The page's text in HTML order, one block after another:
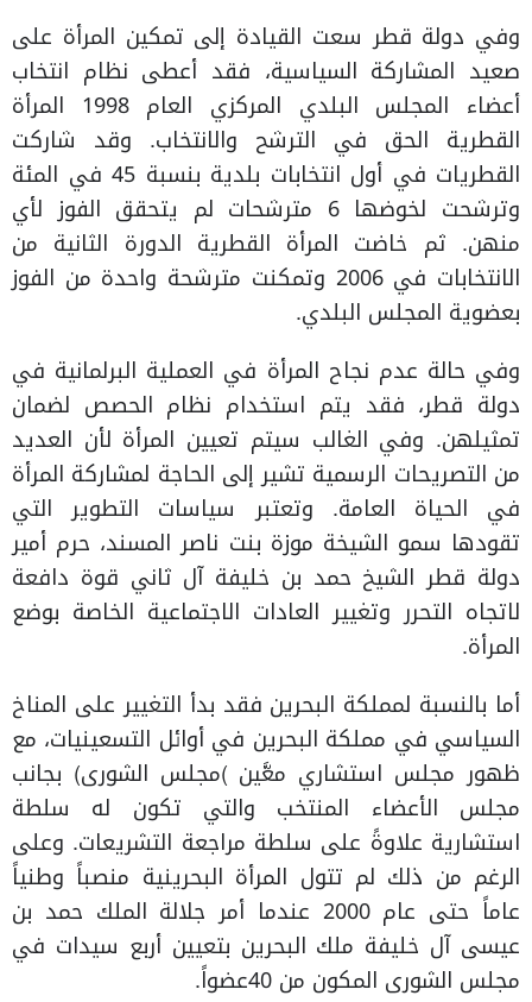
وفي دولة قطر سعت القيادة إلى تمكين المرأة على
صعيد المشاركة السياسية، فقد أعطى نظام انتخاب
أعضاء المجلس البلدي المركزي العام 1998 المرأة
القطرية الحق في الترشح والانتخاب. وقد شاركت
القطريات في أول انتخابات بلدية بنسبة 45 في المئة
وترشحت لخوضها 6 مترشحات لم يتحقق الفوز لأي
منهن. ثم خاضت المرأة القطرية الدورة الثانية من
الانتخابات في 2006 وتمكنت مترشحة واحدة من الفوز
بعضوية المجلس البلدي.
وفي حالة عدم نجاح المرأة في العملية البرلمانية في
دولة قطر، فقد يتم استخدام نظام الحصص لضمان
تمثيلهن. وفي الغالب سيتم تعيين المرأة لأن العديد
من التصريحات الرسمية تشير إلى الحاجة لمشاركة المرأة
في الحياة العامة. وتعتبر سياسات التطوير التي
تقودها سمو الشيخة موزة بنت ناصر المسند، حرم أمير
دولة قطر الشيخ حمد بن خليفة آل ثاني قوة دافعة
لاتجاه التحرر وتغيير العادات الاجتماعية الخاصة بوضع
المرأة.
أما بالنسبة لمملكة البحرين فقد بدأ التغيير على المناخ
السياسي في مملكة البحرين في أوائل التسعينيات، مع
ظهور مجلس استشاري معَّين )مجلس الشورى) بجانب
مجلس الأعضاء المنتخب والتي تكون له سلطة
استشارية علاوةً على سلطة مراجعة التشريعات. وعلى
الرغم من ذلك لم تتول المرأة البحرينية منصباً وطنياً
عاماً حتى عام 2000 عندما أمر جلالة الملك حمد بن
عيسى آل خليفة ملك البحرين بتعيين أربع سيدات في
مجلس الشورى المكون من 40عضواً.